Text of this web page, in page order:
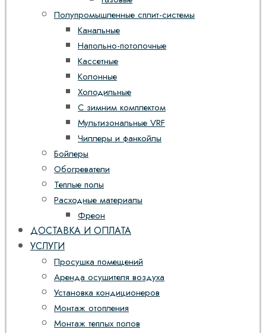
Полупромышленные сплит-системы
Канальные
Напольно-потолочные
Кассетные
Колонные
Холодильные
С зимним комплектом
Мультизональные VRF
Чиллеры и фанкойлы
Бойлеры
Обогреватели
Теплые полы
Расходные материалы
Фреон
ДОСТАВКА И ОПЛАТА
УСЛУГИ
Просушка помещений
Аренда осушителя воздуха
Установка кондиционеров
Монтаж отопления
Монтаж теплых полов